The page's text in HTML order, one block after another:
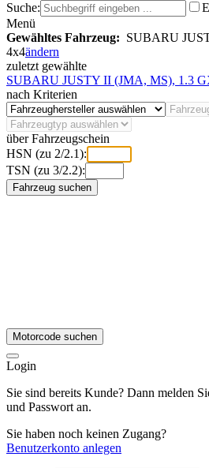
Suche:
Menü
Gewähltes Fahrzeug: SUBARU
4x4ändern
zuletzt gewählte
SUBARU JUSTY II (JMA, MS), 1.3
nach Kriterien
über Fahrzeugschein
HSN (zu 2/2.1):
TSN (zu 3/2.2):
Fahrzeug suchen
Motorcode suchen
Login
Sie sind bereits Kunde? Dann melden
und Passwort an.
Sie haben noch keinen Zugang?
Benutzerkonto anlegen